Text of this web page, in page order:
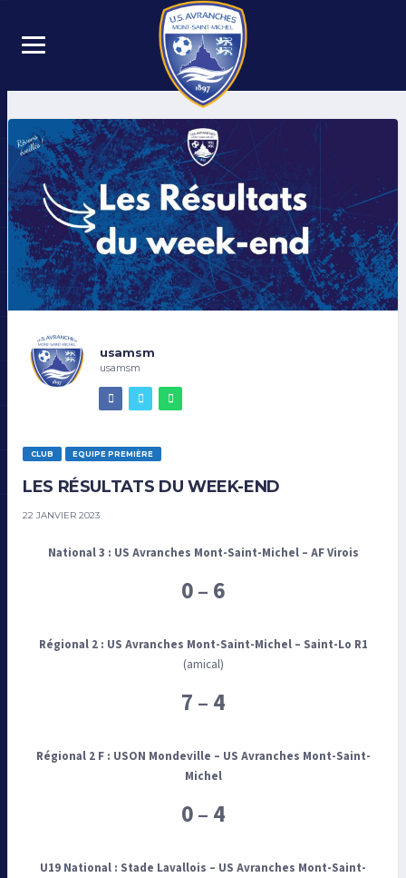
usamsm
usamsm
CLUB EQUIPE PREMIÈRE
LES RÉSULTATS DU WEEK-END
22 JANVIER 2023
National 3 : US Avranches Mont-Saint-Michel – AF Virois
0 – 6
Régional 2 : US Avranches Mont-Saint-Michel– Saint-Lo R1
(amical)
7 – 4
Régional 2 F : USON Mondeville – US Avranches Mont-Saint-
Michel
0 – 4
U19 National : Stade Lavallois – US Avranches Mont-Saint-